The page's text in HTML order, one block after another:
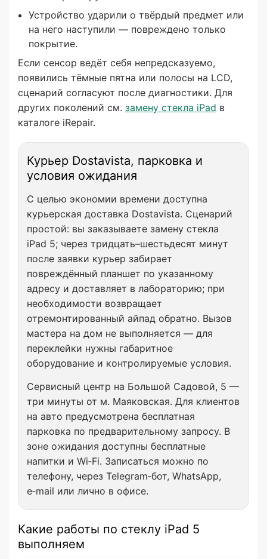
Устройство ударили о твёрдый предмет или
на него наступили — повреждено только
покрытие.
Если сенсор ведёт себя непредсказуемо,
появились тёмные пятна или полосы на LCD,
сценарий согласуют после диагностики. Для
других поколений см. замену стекла iPad в
каталоге iRepair.
Курьер Dostavista, парковка и
условия ожидания
С целью экономии времени доступна
курьерская доставка Dostavista. Сценарий
простой: вы заказываете замену стекла
iPad 5; через тридцать–шестьдесят минут
после заявки курьер забирает
повреждённый планшет по указанному
адресу и доставляет в лабораторию; при
необходимости возвращает
отремонтированный айпад обратно. Вызов
мастера на дом не выполняется — для
переклейки нужны габаритное
оборудование и контролируемые условия.
Сервисный центр на Большой Садовой, 5 —
три минуты от м. Маяковская. Для клиентов
на авто предусмотрена бесплатная
парковка по предварительному запросу. В
зоне ожидания доступны бесплатные
напитки и Wi‑Fi. Записаться можно по
телефону, через Telegram‑бот, WhatsApp,
e‑mail или лично в офисе.
Какие работы по стеклу iPad 5
выполняем